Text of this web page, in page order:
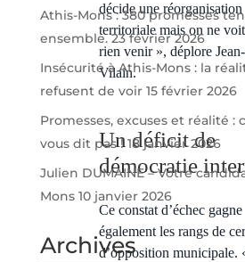
décide une réorganisation
territoriale mais on ne
rien venir », déplore
Vilain.
Un déficit de
démocratie
Ce constat d’échec gagne
également les rangs de
d’opposition municipale.
Athis-Mons : 380 promesses
ensemble. 23 février 2026
Insécurité à Athis-Mons : la
refusent de voir 15 février 2026
Promesses, excuses et réalité :
vous dit pas ! 18 janvier 2026
Julien DUMAINE – Votre
Mons 10 janvier 2026
Archives